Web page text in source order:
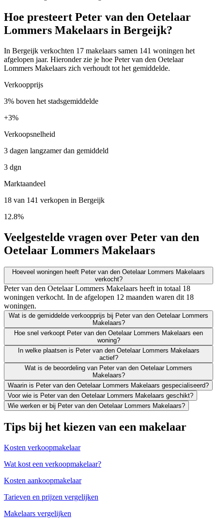
Hoe presteert Peter van den Oetelaar
Lommers Makelaars in Bergeijk?
In Bergeijk verkochten 17 makelaars samen 141 woningen het
afgelopen jaar. Hieronder zie je hoe Peter van den Oetelaar
Lommers Makelaars zich verhoudt tot het gemiddelde.
Verkoopprijs
3% boven het stadsgemiddelde
+3%
Verkoopsnelheid
3 dagen langzamer dan gemiddeld
3 dgn
Marktaandeel
18 van 141 verkopen in Bergeijk
12.8%
Veelgestelde vragen over Peter van den
Oetelaar Lommers Makelaars
Hoeveel woningen heeft Peter van den Oetelaar Lommers Makelaars
verkocht?
Peter van den Oetelaar Lommers Makelaars heeft in totaal 18
woningen verkocht. In de afgelopen 12 maanden waren dit 18
woningen.
Wat is de gemiddelde verkoopprijs bij Peter van den Oetelaar Lommers
Makelaars?
Hoe snel verkoopt Peter van den Oetelaar Lommers Makelaars een
woning?
In welke plaatsen is Peter van den Oetelaar Lommers Makelaars
actief?
Wat is de beoordeling van Peter van den Oetelaar Lommers
Makelaars?
Waarin is Peter van den Oetelaar Lommers Makelaars gespecialiseerd?
Voor wie is Peter van den Oetelaar Lommers Makelaars geschikt?
Wie werken er bij Peter van den Oetelaar Lommers Makelaars?
Tips bij het kiezen van een makelaar
Kosten verkoopmakelaar
Wat kost een verkoopmakelaar?
Kosten aankoopmakelaar
Tarieven en prijzen vergelijken
Makelaars vergelijken